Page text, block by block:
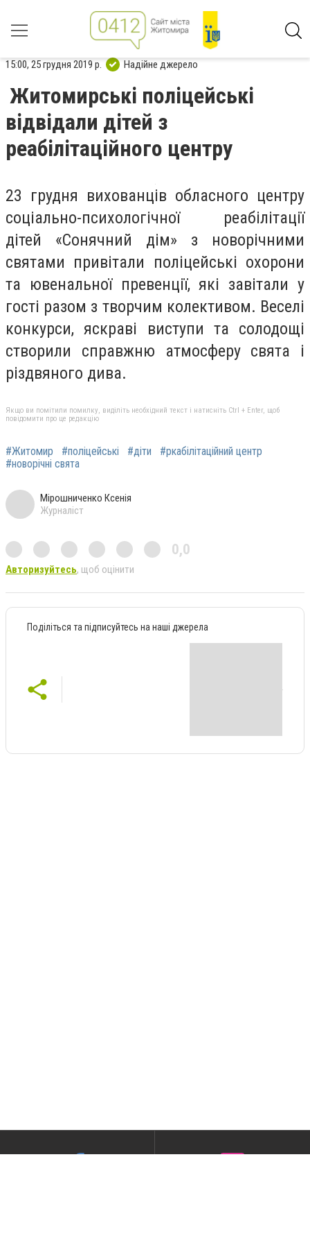
15:00, 25 грудня 2019 р. Надійне джерело
Житомирські поліцейські
відвідали дітей з
реабілітаційного центру
23 грудня вихованців обласного центру
соціально-психологічної реабілітації
дітей «Сонячний дім» з новорічними
святами привітали поліцейські охорони
та ювенальної превенції, які завітали у
гості разом з творчим колективом. Веселі
конкурси, яскраві виступи та солодощі
створили справжню атмосферу свята і
різдвяного дива.
Якщо ви помітили помилку, виділіть необхідний текст і натисніть Ctrl + Enter, щоб
повідомити про це редакцію
#Житомир #поліцейські #діти
#ркабілітаційний центр
#новорічні свята
Мірошниченко Ксенія
Журналіст
0,0
Авторизуйтесь, щоб оцінити
Поділіться та підписуйтесь на наші джерела